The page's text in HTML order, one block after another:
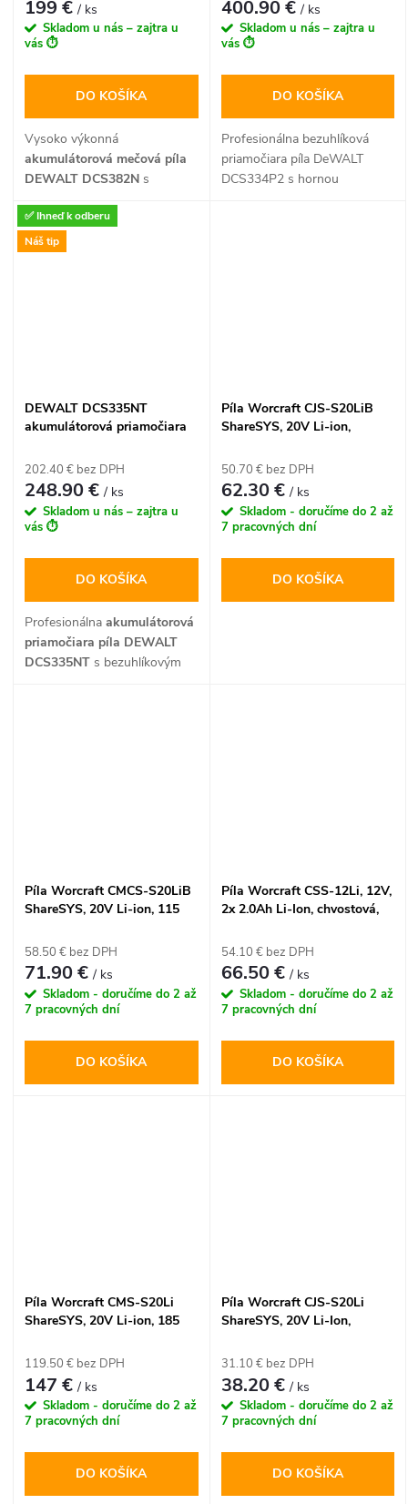
199 €/ ks
Skladom u nás – zajtra u
vás ⏱️
DO KOŠÍKA
Vysoko výkonná
akumulátorová mečová píla
DEWALT DCS382N s
motorom predstavuje ideálne
riešenie pre náročné
pogumovanému úchopu.
400.90 €/ ks
Skladom u nás – zajtra u
vás ⏱️
DO KOŠÍKA
Profesionálna bezuhlíková
priamočiara píla DeWALT
DCS334P2 s hornou
✅ Ihneď k odberu
Náš tip
DEWALT DCS335NT
akumulátorová priamočiara
kufri Tstak
202.40 € bez DPH
248.90 €/ ks
Skladom u nás – zajtra u
vás ⏱️
DO KOŠÍKA
Profesionálna akumulátorová
priamočiara píla DEWALT
DCS335NT s bezuhlíkovým
Píla Worcraft CJS-S20LiB
ShareSYS, 20V Li-ion,
50.70 € bez DPH
62.30 €/ ks
Skladom - doručíme do 2 až
7 pracovných dní
DO KOŠÍKA
Píla Worcraft CMCS-S20LiB
ShareSYS, 20V Li-ion, 115
58.50 € bez DPH
71.90 €/ ks
Skladom - doručíme do 2 až
7 pracovných dní
DO KOŠÍKA
Píla Worcraft CSS-12Li, 12V,
2x 2.0Ah Li-Ion, chvostová,
54.10 € bez DPH
66.50 €/ ks
Skladom - doručíme do 2 až
7 pracovných dní
DO KOŠÍKA
Píla Worcraft CMS-S20Li
ShareSYS, 20V Li-ion, 185
laserom
119.50 € bez DPH
147 €/ ks
Skladom - doručíme do 2 až
7 pracovných dní
DO KOŠÍKA
Píla Worcraft CJS-S20Li
ShareSYS, 20V Li-Ion,
31.10 € bez DPH
38.20 €/ ks
Skladom - doručíme do 2 až
7 pracovných dní
DO KOŠÍKA